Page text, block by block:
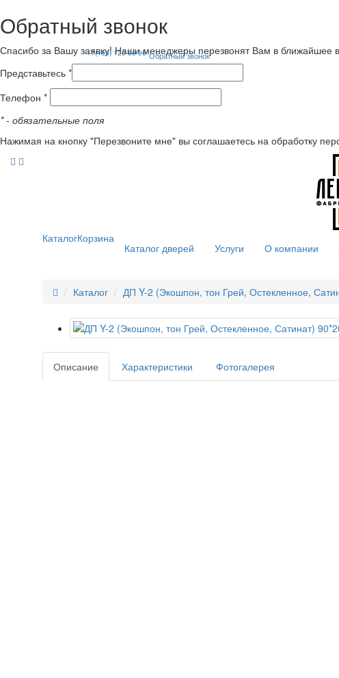
+7(495) 120-56-96 Обратный звонок
Обратный звонок
Спасибо за Вашу заявку! Наши менеджеры перезвонят Вам в ближайшее
Представьтесь *
Телефон *
*- обязательные поля
Нажимая на кнопку "Перезвоните мне" вы соглашаетесь на обработку
КаталогКорзина
Каталог дверей Услуги О компании
Каталог ДП Y-2 (Экошпон, тон Грей, Остекленное,
Описание Характеристики Фотогалерея